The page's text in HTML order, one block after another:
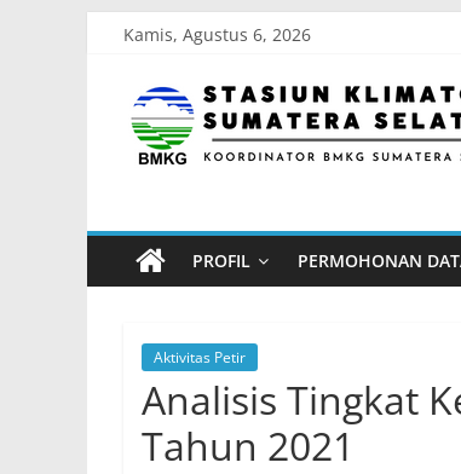
content
Kamis, Agustus 6, 2026
Stasiun
Klimatologi
Sumatera
Selatan
Koordinator
BMKG
Sumatera
Selatan
PROFIL PERMOHONAN
Aktivitas Petir
Analisis Tingkat
Tahun 2021